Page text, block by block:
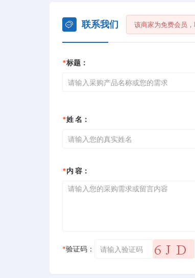
联系我们 该商家为免费会员
*标题：
*姓 名：
*内 容：
*验证码：